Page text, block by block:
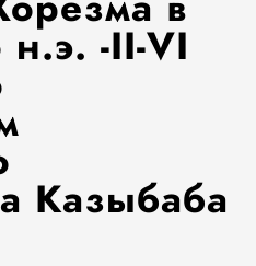
-II-VI
Казыбаба